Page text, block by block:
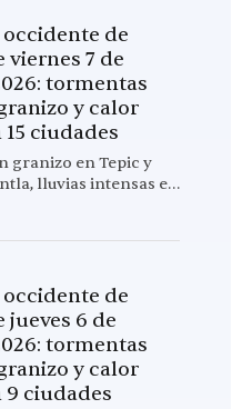
de
viernes 7 de
tormentas
y calor
ciudades
granizo en Tepic y
lluvias intensas en
y calor de
viernes para
Sinaloa, Colima,
y Aguascalientes.
de
jueves 6 de
tormentas
y calor
ciudades